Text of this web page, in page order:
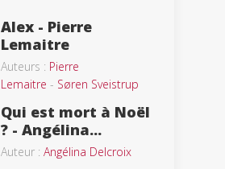
Alex - Pierre
Lemaitre
Auteurs : Pierre
Lemaitre - Søren Sveistrup
Qui est mort à Noël
? - Angélina...
Auteur : Angélina Delcroix